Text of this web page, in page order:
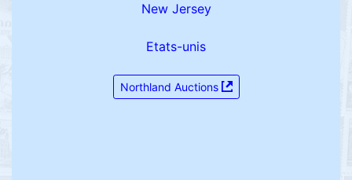
New Jersey
Etats-unis
Northland Auctions